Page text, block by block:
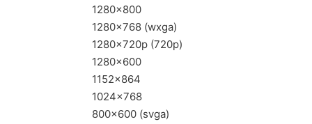
1280×800
1280×768 (wxga)
1280x720p (720p)
1280×600
1152×864
1024×768
800×600 (svga)